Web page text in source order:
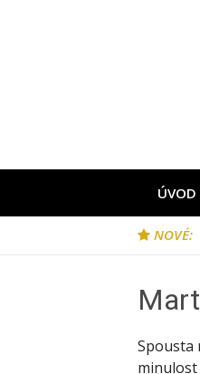
ÚVOD
NOVÉ:
Spousta